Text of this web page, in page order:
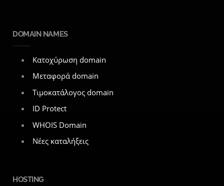
DOMAIN NAMES
Κατοχύρωση domain
Μεταφορά domain
Τιμοκατάλογος domain
ID Protect
WHOIS Domain
Νέες καταλήξεις
HOSTING